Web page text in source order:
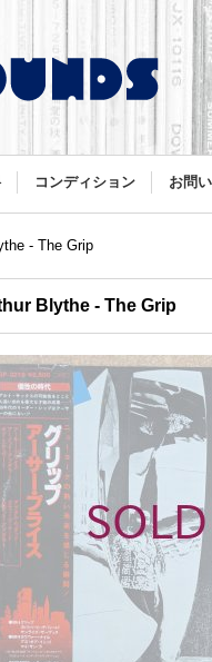
コンディション お問
- The Grip
Blythe - The Grip